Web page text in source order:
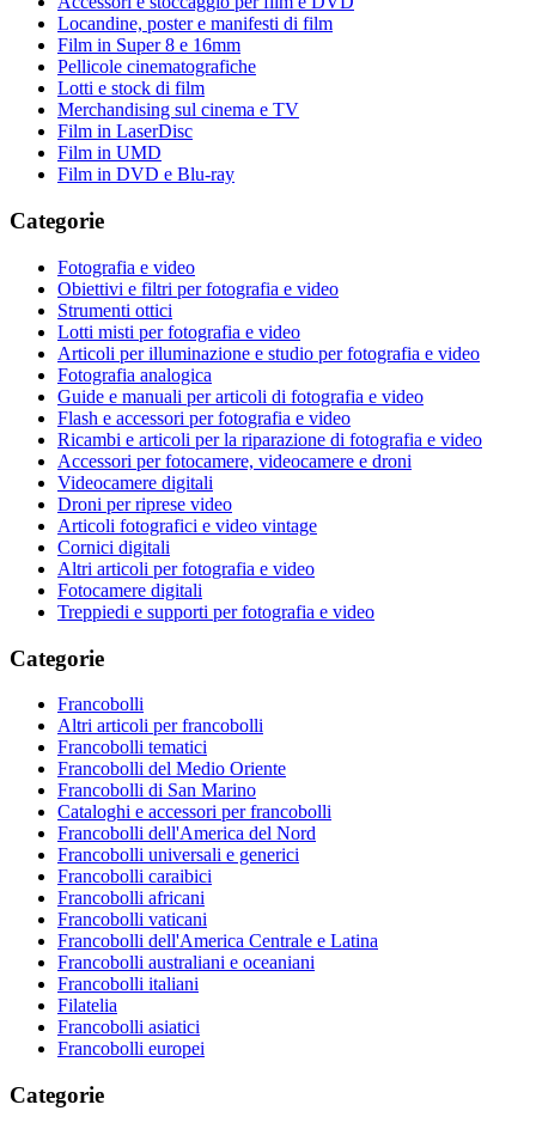
Locandine, poster e manifesti di film
Film in Super 8 e 16mm
Pellicole cinematografiche
Lotti e stock di film
Merchandising sul cinema e TV
Film in LaserDisc
Film in UMD
Film in DVD e Blu-ray
Categorie
Fotografia e video
Obiettivi e filtri per fotografia e video
Strumenti ottici
Lotti misti per fotografia e video
Articoli per illuminazione e studio per fotografia e video
Fotografia analogica
Guide e manuali per articoli di fotografia e video
Flash e accessori per fotografia e video
Ricambi e articoli per la riparazione di fotografia e video
Accessori per fotocamere, videocamere e droni
Videocamere digitali
Droni per riprese video
Articoli fotografici e video vintage
Cornici digitali
Altri articoli per fotografia e video
Fotocamere digitali
Treppiedi e supporti per fotografia e video
Categorie
Francobolli
Altri articoli per francobolli
Francobolli tematici
Francobolli del Medio Oriente
Francobolli di San Marino
Cataloghi e accessori per francobolli
Francobolli dell'America del Nord
Francobolli universali e generici
Francobolli caraibici
Francobolli africani
Francobolli vaticani
Francobolli dell'America Centrale e Latina
Francobolli australiani e oceaniani
Francobolli italiani
Filatelia
Francobolli asiatici
Francobolli europei
Categorie